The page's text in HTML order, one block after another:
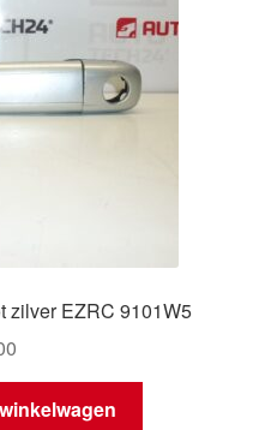
zilver EZRC 9101W5